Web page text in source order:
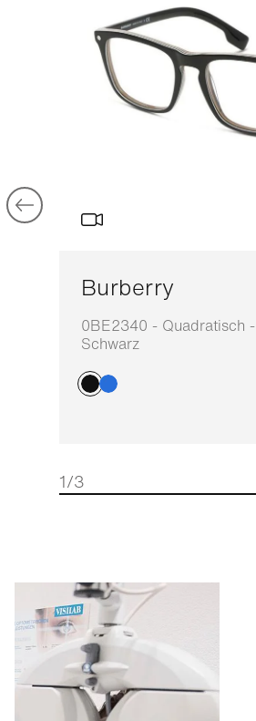
Burberry
0BE2340 - Quadratisch -
Schwarz
1/3